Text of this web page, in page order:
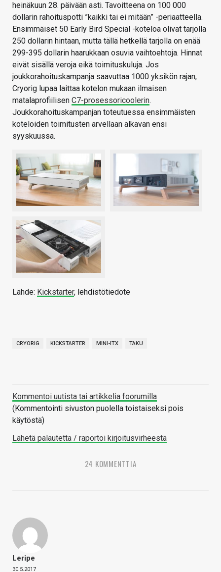
heinäkuun 28. päivään asti. Tavoitteena on 100 000
dollarin rahoituspotti ”kaikki tai ei mitään” -periaatteella.
Ensimmäiset 50 Early Bird Special -koteloa olivat tarjolla
250 dollarin hintaan, mutta tällä hetkellä tarjolla on enää
299-395 dollarin haarukkaan osuvia vaihtoehtoja. Hinnat
eivät sisällä veroja eikä toimituskuluja. Jos
joukkorahoituskampanja saavuttaa 1000 yksikön rajan,
Cryorig lupaa laittaa kotelon mukaan ilmaisen
matalaprofiilisen C7-prosessoricoolerin.
Joukkorahoituskampanjan toteutuessa ensimmäisten
koteloiden toimitusten arvellaan alkavan ensi
syyskuussa.
Lähde: Kickstarter, lehdistötiedote
CRYORIG KICKSTARTER MINI-ITX TAKU
Kommentoi uutista tai artikkelia foorumilla
(Kommentointi sivuston puolella toistaiseksi pois
käytöstä)
Lähetä palautetta / raportoi kirjoitusvirheestä
24 KOMMENTTIA
Leripe
30.5.2017